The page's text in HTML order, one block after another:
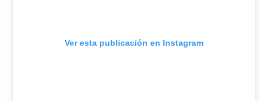
Ver esta publicación en Instagram